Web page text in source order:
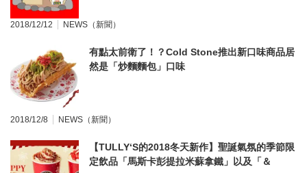
2018/12/12 NEWS（新聞）
有點太前衛了！？Cold Stone推出新口味商品居
然是「炒麵麵包」口味
2018/12/8 NEWS（新聞）
【TULLY‘S的2018冬天新作】聖誕氣氛的季節限
定飲品「馬斯卡彭提拉米蘇拿鐵」以及「＆